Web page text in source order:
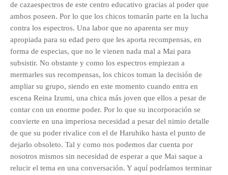
de cazaespectros de este centro educativo gracias al poder que
ambos poseen. Por lo que los chicos tomarán parte en la lucha
contra los espectros. Una labor que no aparenta ser muy
apropiada para su edad pero que les aporta recompensas, en
forma de especias, que no le vienen nada mal a Mai para
subsistir. No obstante y como los espectros empiezan a
mermarles sus recompensas, los chicos toman la decisión de
ampliar su grupo, siendo en este momento cuando entra en
escena Reina Izumi, una chica más joven que ellos a pesar de
contar con un enorme poder. Por lo que su incorporación se
convierte en una imperiosa necesidad a pesar del nimio detalle
de que su poder rivalice con el de Haruhiko hasta el punto de
dejarlo obsoleto. Tal y como nos podemos dar cuenta por
nosotros mismos sin necesidad de esperar a que Mai saque a
relucir el tema en una conversación. Y aquí podríamos terminar